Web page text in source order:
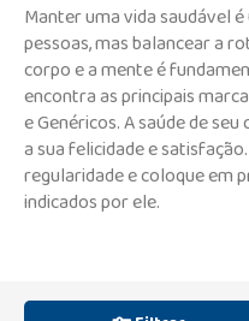
Manter uma vida saudável
pessoas, mas balancear a
corpo e a mente é
encontra as principais
e Genéricos. A saúde de
a sua felicidade e
regularidade e coloque em
indicados por ele.